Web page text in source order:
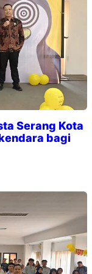
Serang Kota
bagi